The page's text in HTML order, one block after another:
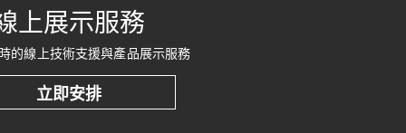
上展示服務
的線上技術支援與產品展示服務
立即安排